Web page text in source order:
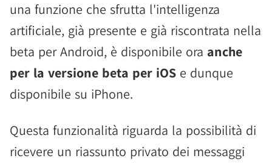
una funzione che sfrutta l'intelligenza
artificiale, già presente e già riscontrata nella
beta per Android, è disponibile ora anche
per la versione beta per iOS e dunque
disponibile su iPhone.
Questa funzionalità riguarda la possibilità di
ricevere un riassunto privato dei messaggi